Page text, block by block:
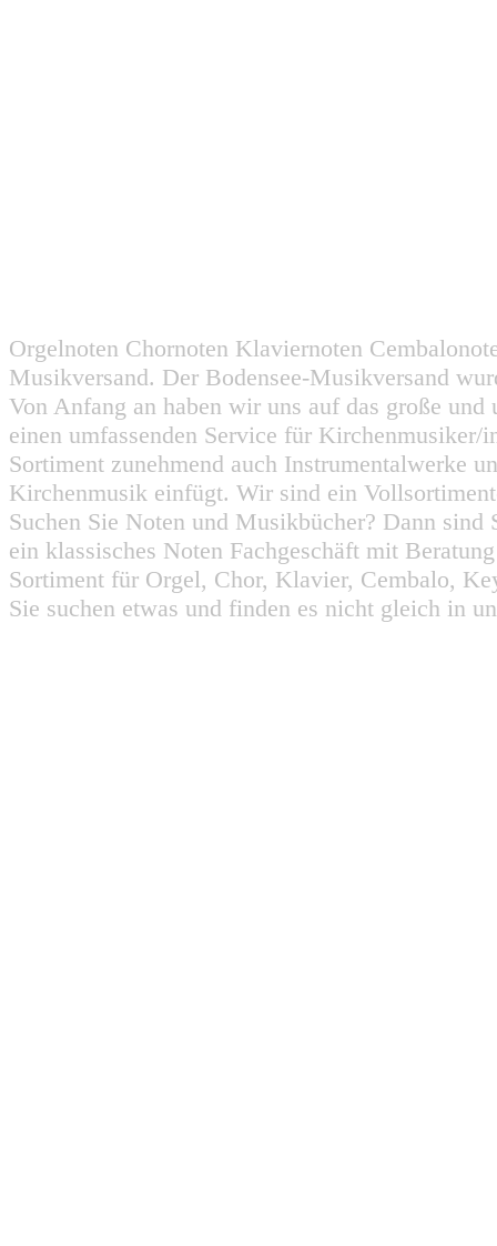
Orgelnoten Chornoten Klaviernoten
Musikversand. Der Bodensee-Musikversand
Von Anfang an haben wir uns auf das große
einen umfassenden Service für
Sortiment zunehmend auch Instrumentalwerke
Kirchenmusik einfügt. Wir sind ein
Suchen Sie Noten und Musikbücher? Dann
ein klassisches Noten Fachgeschäft mit
Sortiment für Orgel, Chor, Klavier, Cembalo,
Sie suchen etwas und finden es nicht gleich in